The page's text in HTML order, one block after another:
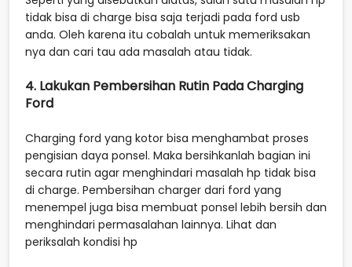
tidak bisa di charge bisa saja terjadi pada ford usb
anda. Oleh karena itu cobalah untuk memeriksakan
nya dan cari tau ada masalah atau tidak.
4. Lakukan Pembersihan Rutin Pada Charging
Ford
Charging ford yang kotor bisa menghambat proses
pengisian daya ponsel. Maka bersihkanlah bagian ini
secara rutin agar menghindari masalah hp tidak bisa
di charge. Pembersihan charger dari ford yang
menempel juga bisa membuat ponsel lebih bersih dan
menghindari permasalahan lainnya. Lihat dan
periksalah kondisi hp